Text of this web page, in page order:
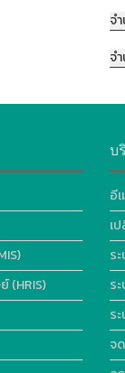
จ
จ
(HRIS)
บ
อี
เ
ร
ร
ร
จ